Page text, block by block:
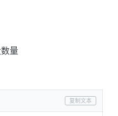
量
复制文本